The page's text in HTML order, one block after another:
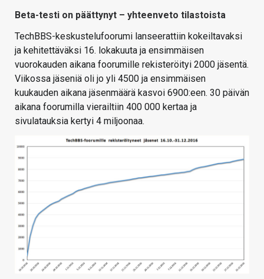
Beta-testi on päättynyt – yhteenveto tilastoista
TechBBS-keskustelufoorumi lanseerattiin kokeiltavaksi
ja kehitettäväksi 16. lokakuuta ja ensimmäisen
vuorokauden aikana foorumille rekisteröityi 2000 jäsentä.
Viikossa jäseniä oli jo yli 4500 ja ensimmäisen
kuukauden aikana jäsenmäärä kasvoi 6900:een. 30 päivän
aikana foorumilla vierailtiin 400 000 kertaa ja
sivulatauksia kertyi 4 miljoonaa.